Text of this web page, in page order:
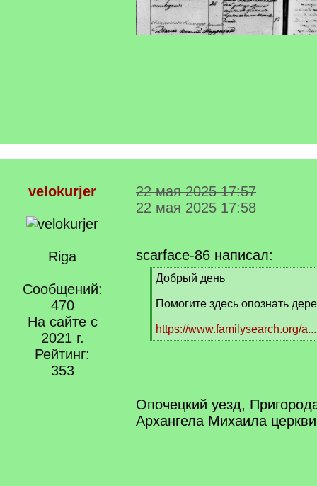
velokurjer
Riga
Сообщений:
470
На сайте с
2021 г.
Рейтинг:
353
22 мая 2025 17:57
22 мая 2025 17:58
scarface-86 написал:
[
]
Добрый день
Помогите здесь опознать
https://www.familysearch.org/
[
Опочецкий уезд,
Архангела Михаила